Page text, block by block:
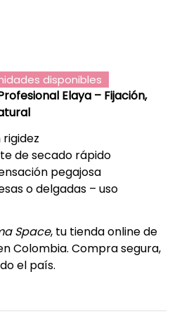
disponibles
Elaya – Fijación,
de secado rápido
pegajosa
o delgadas – uso
Space, tu tienda online de
Colombia. Compra segura,
el país.